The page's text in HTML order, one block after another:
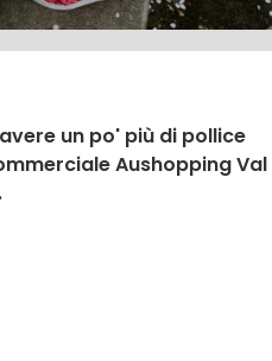
un po' più di pollice
Aushopping Val